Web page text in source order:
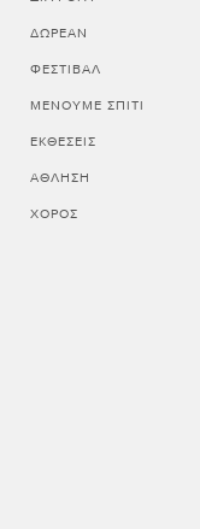
ΔΩΡΕΆΝ
ΦΕΣΤΙΒΆΛ
ΜΈΝΟΥΜΕ ΣΠΊΤΙ
ΕΚΘΈΣΕΙΣ
ΆΘΛΗΣΗ
ΧΟΡΌΣ